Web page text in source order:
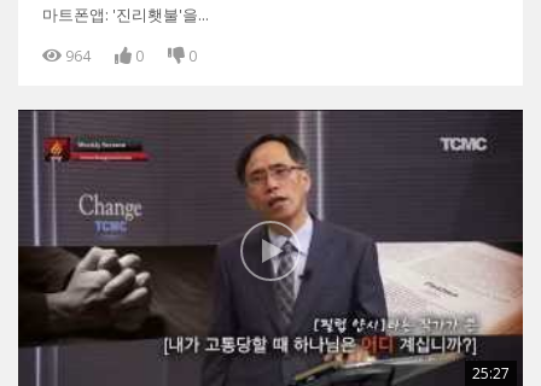
마트폰앱: '진리횃불'을...
964 0 0
25:27